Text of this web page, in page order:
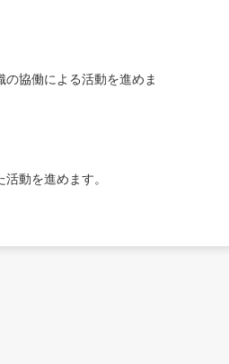
協働による活動を進めま
動を進めます。